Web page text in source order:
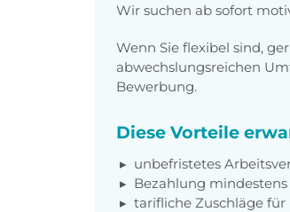
Wir suchen ab sofort
Wenn Sie flexibel sind,
abwechslungsreichen
Bewerbung.
Diese Vorteile
unbefristetes
Bezahlung
tarifliche Zuschläge